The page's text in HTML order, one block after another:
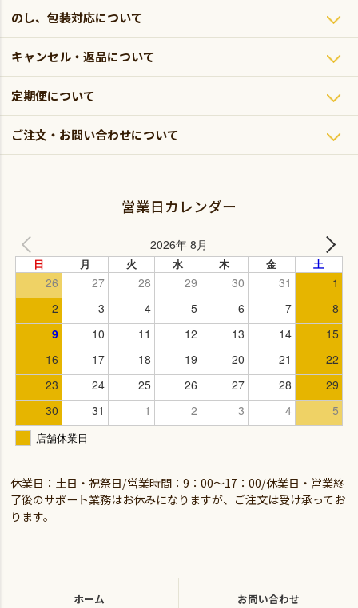
のし、包装対応について
キャンセル・返品について
定期便について
ご注文・お問い合わせについて
営業日カレンダー
休業日：土日・祝祭日/営業時間：9：00～17：00/休業日・営業終
了後のサポート業務はお休みになりますが、ご注文は受け承ってお
ります。
ホーム お問い合わせ